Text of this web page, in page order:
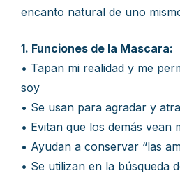
encanto natural de uno
1. Funciones de la Mascara:
• Tapan mi realidad y me
soy
• Se usan para agradar y
• Evitan que los demás vean
• Ayudan a conservar “las
• Se utilizan en la búsqueda